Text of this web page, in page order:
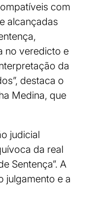
com
alcançadas
no veredicto e
da
destaca o
Medina, que
judicial
da real
Sentença”. A
julgamento e a